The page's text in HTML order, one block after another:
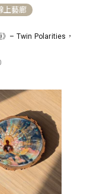
上藝廊
》– Twin Polarities，